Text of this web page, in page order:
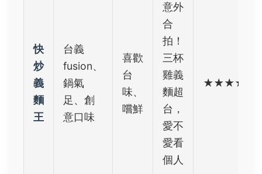
快
炒
義
麵
王
台義
fusion、
鍋氣
足、創
意口味
喜歡
台
味、
嚐鮮
意外
合
拍！
三杯
雞義
麵超
台，
愛不
愛看
個人
★★★★☆